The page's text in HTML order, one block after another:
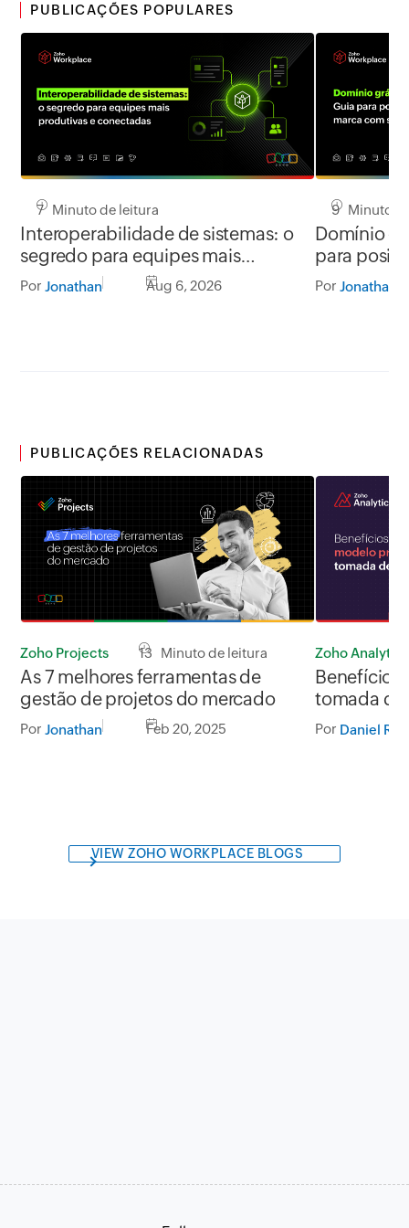
PUBLICAÇÕES POPULARES
7 Minuto de leitura
Interoperabilidade de sistemas: o
segredo para equipes mais
produtivas e conectadas
Por Jonathan Aug 6, 2026
9 Minuto
Domínio
para
segurança
Por Jonathan
PUBLICAÇÕES RELACIONADAS
Zoho Projects 13 Minuto de leitura
As 7 melhores ferramentas de
gestão de projetos do mercado
Por Jonathan Feb 20, 2025
Zoho Analytics
Benefícios
tomada de
Por Daniel
VIEW ZOHO WORKPLACE BLOGS